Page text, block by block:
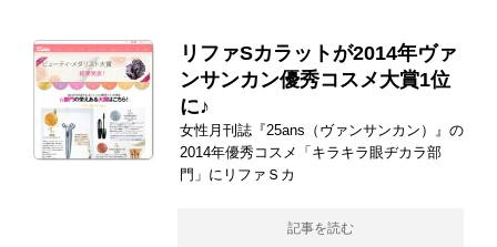
リファSカラットが2014年ヴァ
ンサンカン優秀コスメ大賞1位
に♪
女性月刊誌『25ans（ヴァンサンカン）』の
2014年優秀コスメ「キラキラ眼ヂカラ部
門」にリファＳカ
記事を読む